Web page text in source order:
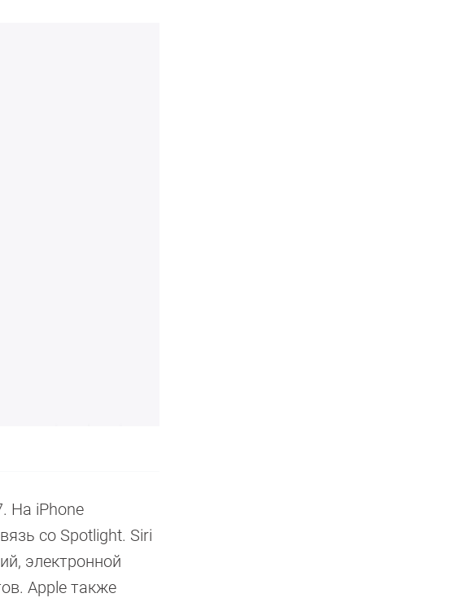
На iPhone
со Spotlight. Siri
электронной
Apple также